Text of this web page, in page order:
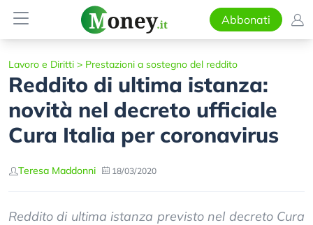
Abbonati
Lavoro e Diritti > Prestazioni a sostegno del reddito
Reddito di ultima istanza:
novità nel decreto ufficiale
Cura Italia per coronavirus
Teresa Maddonni 18/03/2020
Reddito di ultima istanza previsto nel decreto Cura